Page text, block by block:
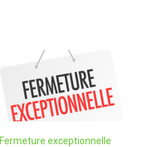
Fermeture exceptionnelle